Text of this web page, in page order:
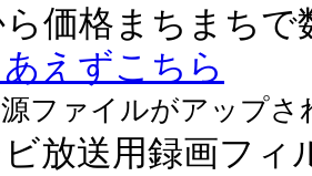
価格まちまち
えずこちら
ファイルがアップ
放送用録画フィ